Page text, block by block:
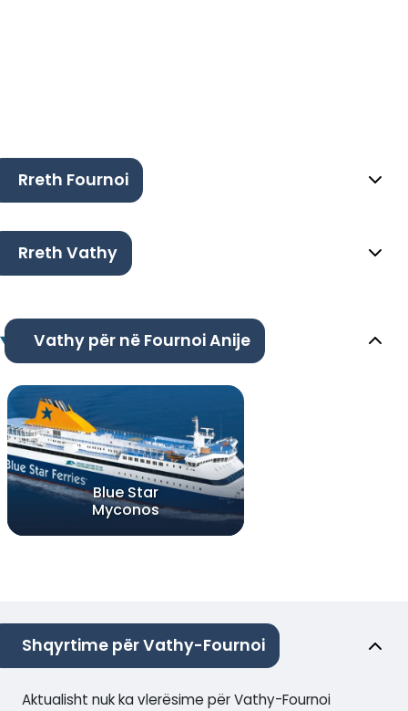
Rreth Fournoi
Rreth Vathy
Vathy për në Fournoi Anije
Blue Star
Myconos
Shqyrtime për Vathy-Fournoi
Aktualisht nuk ka vlerësime për Vathy-Fournoi